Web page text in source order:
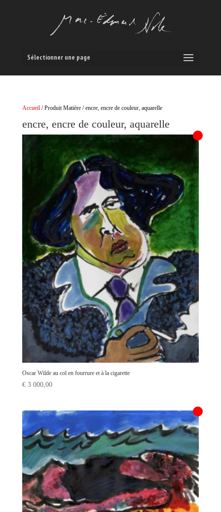
Sélectionner une page
Accueil/ Produit Matière / encre, encre de couleur, aquarelle
encre, encre de couleur, aquarelle
Oscar Wilde au col en fourrure et à la cigarette
€3 000,00